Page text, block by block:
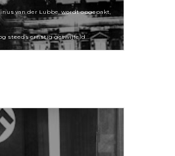
van der Lubbe, wordt opgepakt,
steeds ernstig getwijfeld...